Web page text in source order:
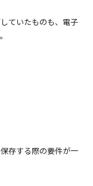
ていたものも、電子
存する際の要件が一